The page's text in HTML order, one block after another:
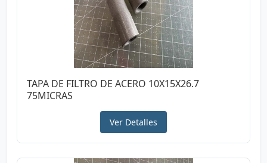
TAPA DE FILTRO DE ACERO 10X15X26.7
75MICRAS
Ver Detalles